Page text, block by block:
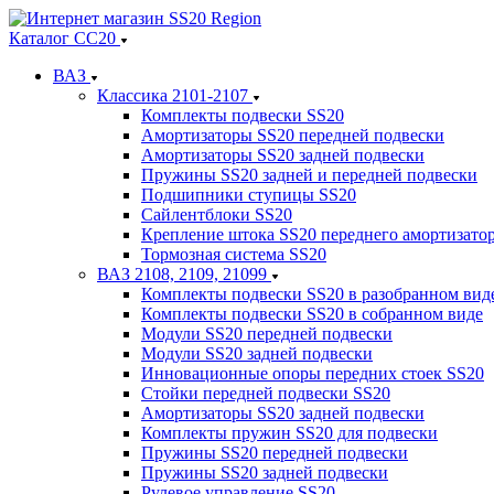
Каталог СС20
ВАЗ
Классика 2101-2107
Комплекты подвески SS20
Амортизаторы SS20 передней подвески
Амортизаторы SS20 задней подвески
Пружины SS20 задней и передней подвески
Подшипники ступицы SS20
Сайлентблоки SS20
Крепление штока SS20 переднего
Тормозная система SS20
ВАЗ 2108, 2109, 21099
Комплекты подвески SS20 в разобранном
Комплекты подвески SS20 в собранном виде
Модули SS20 передней подвески
Модули SS20 задней подвески
Инновационные опоры передних стоек SS20
Стойки передней подвески SS20
Амортизаторы SS20 задней подвески
Комплекты пружин SS20 для подвески
Пружины SS20 передней подвески
Пружины SS20 задней подвески